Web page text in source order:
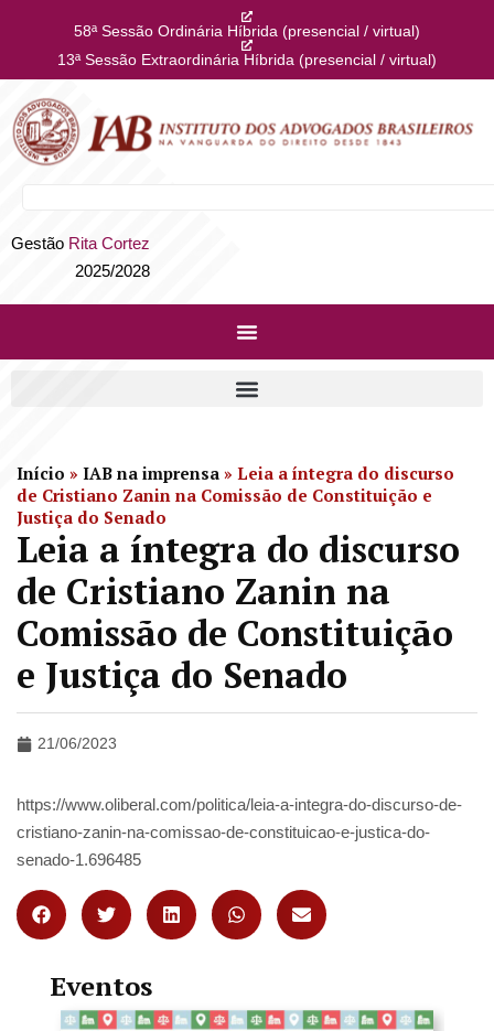
58ª Sessão Ordinária Híbrida (presencial / virtual)
13ª Sessão Extraordinária Híbrida (presencial / virtual)
Gestão Rita Cortez
2025/2028
Início » IAB na imprensa » Leia a íntegra do discurso
de Cristiano Zanin na Comissão de Constituição e
Justiça do Senado
Leia a íntegra do discurso
de Cristiano Zanin na
Comissão de Constituição
e Justiça do Senado
21/06/2023
https://www.oliberal.com/politica/leia-a-integra-do-discurso-de-
cristiano-zanin-na-comissao-de-constituicao-e-justica-do-
senado-1.696485
Eventos